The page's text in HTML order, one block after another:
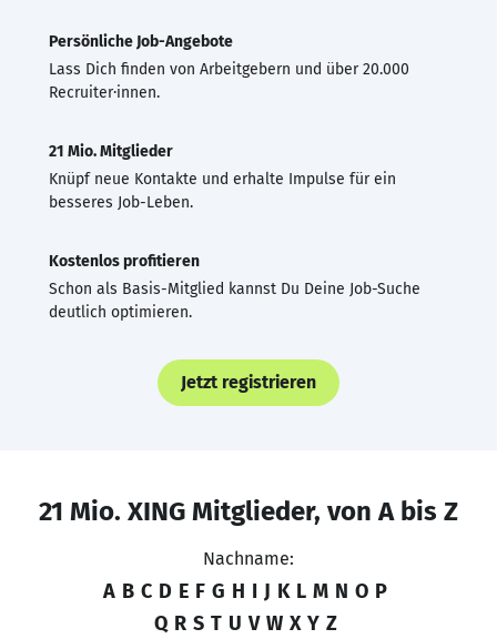
Persönliche Job-Angebote
Lass Dich finden von Arbeitgebern und über 20.000
Recruiter·innen.
21 Mio. Mitglieder
Knüpf neue Kontakte und erhalte Impulse für ein
besseres Job-Leben.
Kostenlos profitieren
Schon als Basis-Mitglied kannst Du Deine Job-Suche
deutlich optimieren.
Jetzt registrieren
21 Mio. XING Mitglieder, von A bis Z
Nachname:
A B C D E F G H I J K L M N O P
Q R S T U V W X Y Z